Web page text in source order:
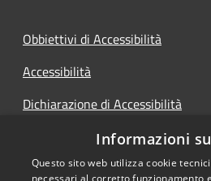
Obbiettivi di Accessibilità
Accessibilità
Dichiarazione di Accessibilità
Accesso CivicoInformazioni
Questo sito web utilizza cookie
necessari al corretto funzionamento